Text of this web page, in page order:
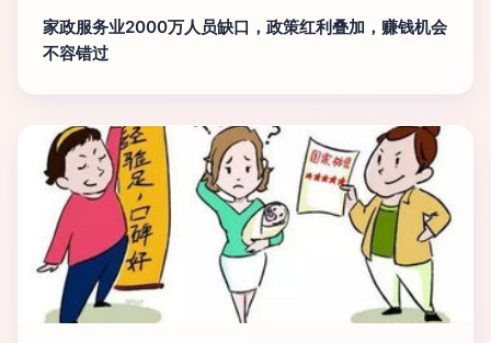
家政服务业2000万人员缺口，政策红利叠加，赚钱机会
不容错过